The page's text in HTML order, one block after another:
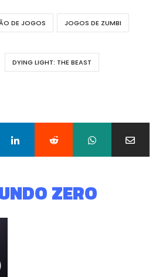
DE JOGOS JOGOS DE ZUMBI
DYING LIGHT: THE BEAST
ZERO